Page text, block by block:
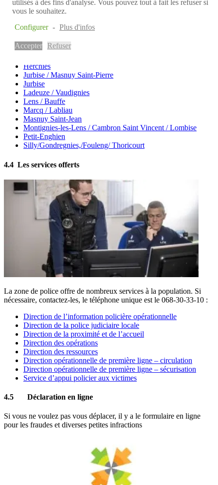
Hoves / Graty
Bassilly / Hellebecq
Chièvres / Tongre-St-Martin / Tongre-Notre-Dame
Enghien centre / Ch. Asse / Puttenberg
Erbaut / Erbisoeul
Herchies
Jurbise / Masnuy Saint-Pierre
Jurbise
Ladeuze / Vaudignies
Lens / Bauffe
Marcq / Labliau
Masnuy Saint-Jean
Montignies-les-Lens / Cambron Saint Vincent / Lombise
Petit-Enghien
Silly/Gondregnies,/Fouleng/ Thoricourt
4.4 Les services offerts
La zone de police offre de nombreux services à la population. Si
nécessaire, contactez-les, le téléphone unique est le 068-30-33-10 :
Direction de l’information policière opérationnelle
Direction de la police judiciaire locale
Direction de la proximité et de l’accueil
Direction des opérations
Direction des ressources
Direction opérationnelle de première ligne – circulation
Direction opérationnelle de première ligne – sécurisation
Service d’appui policier aux victimes
4.5 Déclaration en ligne
Si vous ne voulez pas vous déplacer, il y a le formulaire en ligne
pour les fraudes et diverses petites infractions
utilisés à des fins d'analyse. Vous pouvez tout à fait les refuser si
vous le souhaitez.
Configurer - Plus d'infos
Accepter Refuser